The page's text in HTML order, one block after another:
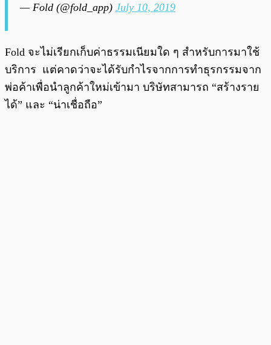
— Fold (@fold_app) July 10, 2019
Fold จะไม่เรียกเก็บค่าธรรมเนียมใด ๆ สำหรับการมาใช้
บริการ แต่คาดว่าจะได้รับกำไรจากการทำธุรกรรมจาก
พ่อค้าเพื่อนำลูกค้าใหม่เข้ามา บริษัทสามารถ “สร้างราย
ได้” และ “น่าเชื่อถือ”